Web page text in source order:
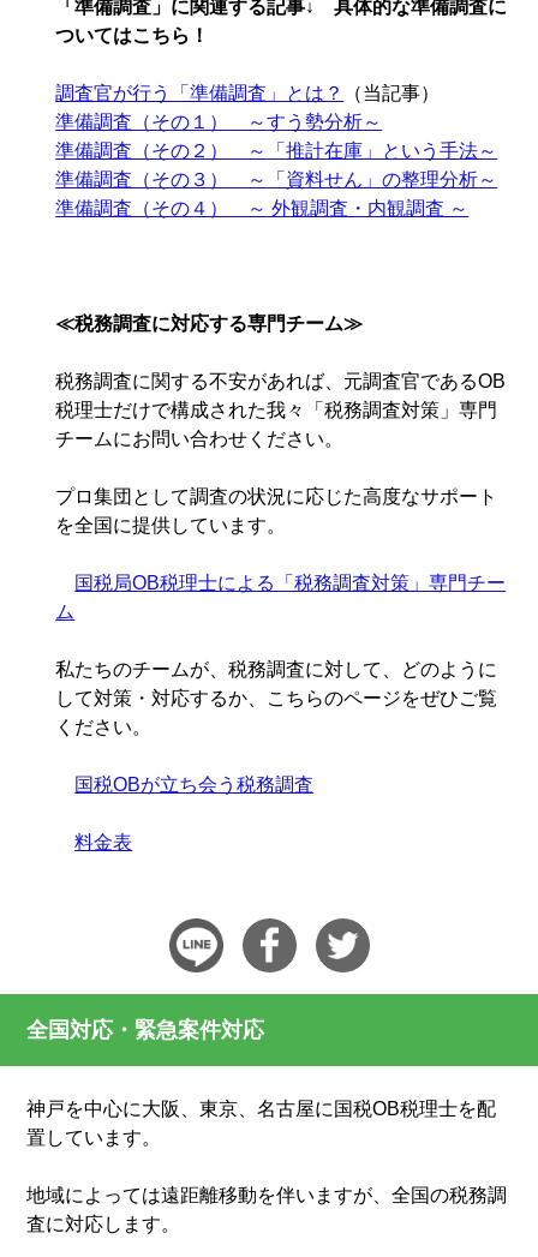
「準備調査」に関連する記事↓ 具体的な準備調査に
ついてはこちら！
調査官が行う「準備調査」とは？
（当記事）
準備調査（その１） ～すう勢分析～
準備調査（その２） ～「推計在庫」という手法～
準備調査（その３） ～「資料せん」の整理分析～
準備調査（その４） ～ 外観調査・内観調査 ～
≪税務調査に対応する専門チーム≫
税務調査に関する不安があれば、元調査官であるOB
税理士だけで構成された我々「税務調査対策」専門
チームにお問い合わせください。
プロ集団として調査の状況に応じた高度なサポート
を全国に提供しています。
国税局OB税理士による「税務調査対策」専門チー
ム
私たちのチームが、税務調査に対して、どのように
して対策・対応するか、こちらのページをぜひご覧
ください。
国税OBが立ち会う税務調査
料金表
全国対応・緊急案件対応
神戸を中心に大阪、東京、名古屋に国税OB税理士を配
置しています。
地域によっては遠距離移動を伴いますが、全国の税務調
査に対応します。